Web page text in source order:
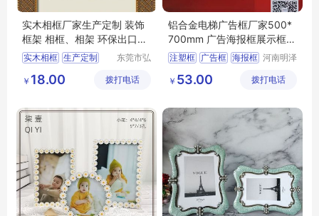
实木相框厂家生产定制 装饰
框架 相框、相架 环保出口工
艺品相框
实木相框 生产定制
东莞市弘
艺制品有
￥ 18.00 拨打电话
铝合金电梯广告框厂家500*
700mm 广告海报框展示框架
广告框架
注塑框 广告框 海报框 河南明泽
有限公司
￥ 53.00 拨打电话